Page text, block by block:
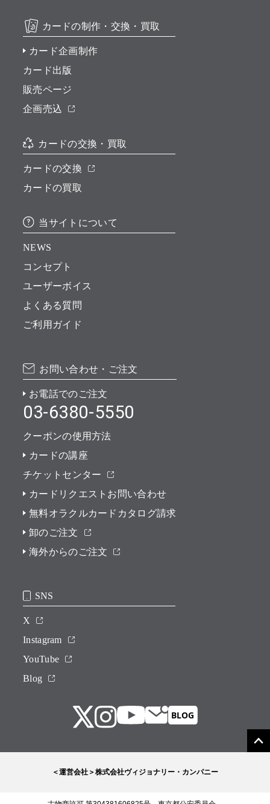
カードの制作・交換・買取
カード企画制作
カード出版
販売ページ
企画売込
カードの交換・買取
カードの交換
カードの買取
当サイトについて
NEWS
コンセプト
ユーザーボイス
よくある質問
ご利用ガイド
お問い合わせ・ご注文
お電話でのご注文
03-6380-5550
クーポンの使用方法
カードの講座
チケットセンター
カードリクエストお問い合わせ
無料オラクルカードカタログ請求
卸のご注文
海外からのご注文
SNS
X
Instagram
YouTube
Blog
＜運営会社＞株式会社ヴィジョナリー・カンパニー